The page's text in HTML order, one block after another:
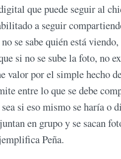
que puede seguir al
a seguir
se sabe quién está
si no se sube la foto, no
valor por el simple hecho
entre lo que se debe
si eso mismo se haría o
en grupo y se sacan
Peña.